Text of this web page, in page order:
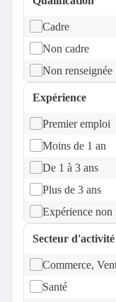
Cadre
Non cadre
Non renseignée
Expérience
Premier emploi
Moins de 1 an
De 1 à 3 ans
Plus de 3 ans
Expérience non
Secteur d'activité
Commerce,
Santé